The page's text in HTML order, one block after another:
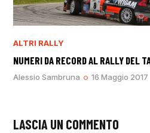
ALTRI RALLY
NUMERI DA RECORD AL RALLY DEL
Alessio Sambruna 16 Maggio 2017
LASCIA UN COMMENTO